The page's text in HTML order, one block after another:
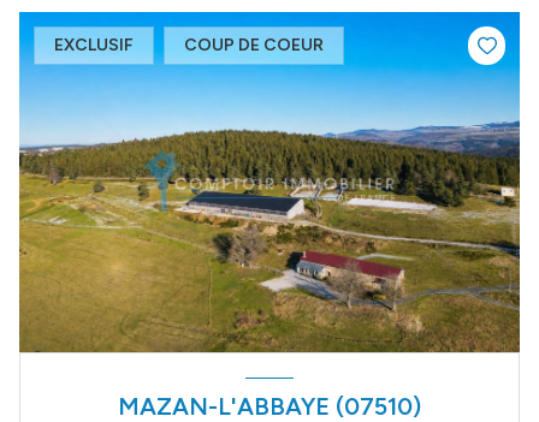
EXCLUSIF COUP DE COEUR
MAZAN-L'ABBAYE (07510)